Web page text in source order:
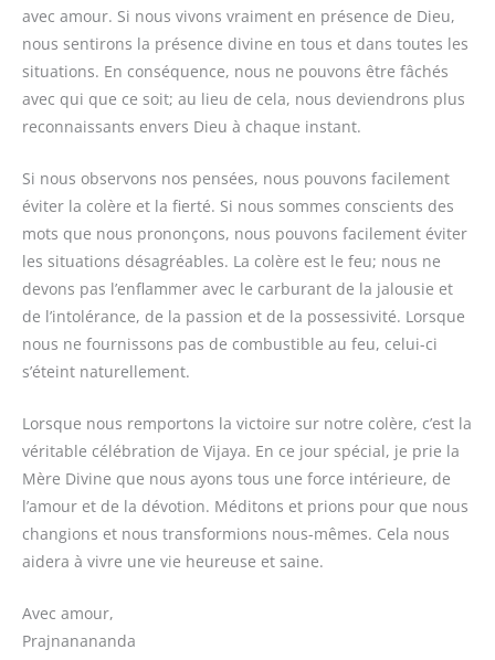
avec amour. Si nous vivons vraiment en présence de Dieu,
nous sentirons la présence divine en tous et dans toutes les
situations. En conséquence, nous ne pouvons être fâchés
avec qui que ce soit; au lieu de cela, nous deviendrons plus
reconnaissants envers Dieu à chaque instant.
Si nous observons nos pensées, nous pouvons facilement
éviter la colère et la fierté. Si nous sommes conscients des
mots que nous prononçons, nous pouvons facilement éviter
les situations désagréables. La colère est le feu; nous ne
devons pas l’enflammer avec le carburant de la jalousie et
de l’intolérance, de la passion et de la possessivité. Lorsque
nous ne fournissons pas de combustible au feu, celui-ci
s’éteint naturellement.
Lorsque nous remportons la victoire sur notre colère, c’est la
véritable célébration de Vijaya. En ce jour spécial, je prie la
Mère Divine que nous ayons tous une force intérieure, de
l’amour et de la dévotion. Méditons et prions pour que nous
changions et nous transformions nous-mêmes. Cela nous
aidera à vivre une vie heureuse et saine.
Avec amour,
Prajnanananda